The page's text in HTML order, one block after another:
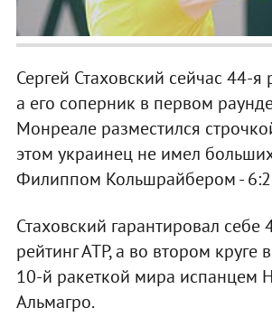
Сергей Стаховский сейчас 44-я
а его соперник в первом
Монреале разместился
этом украинец не имел
Филиппом Кольшрайбером -
Стаховский гарантировал себе
рейтинг АТР, а во втором круге
10-й ракеткой мира испанцем
Альмагро.